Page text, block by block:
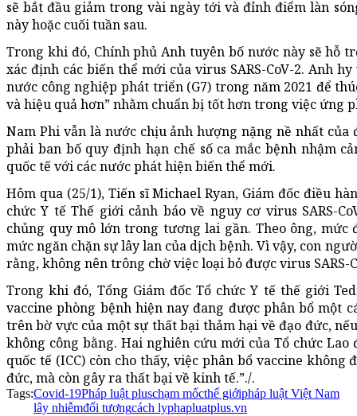
sẽ bắt đầu giảm trong vài ngày tới và đỉnh điểm làn
này hoặc cuối tuần sau.
Trong khi đó, Chính phủ Anh tuyên bố nước này sẽ hỗ
xác định các biến thể mới của virus SARS-CoV-2. Anh
nước công nghiệp phát triển (G7) trong năm 2021 để
và hiệu quả hơn” nhằm chuẩn bị tốt hơn trong việc ứng
Nam Phi vẫn là nước chịu ảnh hượng nặng nề nhất
phải ban bố quy định hạn chế số ca mắc bệnh nhậm
quốc tế với các nước phát hiện biến thể mới.
Hôm qua (25/1), Tiến sĩ Michael Ryan, Giám đốc điều
chức Y tế Thế giới cảnh báo về nguy cơ virus SARS-
chủng quy mô lớn trong tương lai gần. Theo ông, mức
mức ngăn chặn sự lây lan của dịch bệnh. Vì vậy, con
rằng, không nên trông chờ việc loại bỏ được virus SARS-
Trong khi đó, Tổng Giám đốc Tổ chức Y tế thế giới
vaccine phòng bệnh hiện nay đang được phân bổ một
trên bờ vực của một sự thất bại thảm hại về đạo đức,
không công bằng. Hai nghiên cứu mới của Tổ chức
quốc tế (ICC) còn cho thấy, việc phân bổ vaccine
đức, mà còn gây ra thất bại về kinh tế.”./.
Tags:Covid-19Pháp luật pluschạm mốcthế giớipháp luật Việt Nam
lây nhiễmđối tượngcách lyphapluatplus.vn